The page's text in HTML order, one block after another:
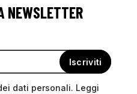
NEWSLETTER
dati personali. Leggi